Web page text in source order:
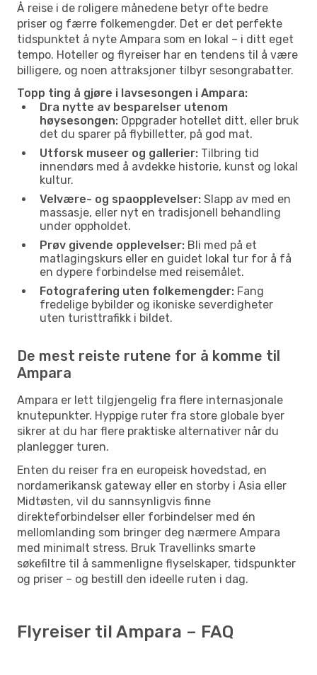
Å reise i de roligere månedene betyr ofte bedre
priser og færre folkemengder. Det er det perfekte
tidspunktet å nyte Ampara som en lokal – i ditt eget
tempo. Hoteller og flyreiser har en tendens til å være
billigere, og noen attraksjoner tilbyr sesongrabatter.
Topp ting å gjøre i lavsesongen i Ampara:
Dra nytte av besparelser utenom
høysesongen: Oppgrader hotellet ditt, eller bruk
det du sparer på flybilletter, på god mat.
Utforsk museer og gallerier: Tilbring tid
innendørs med å avdekke historie, kunst og lokal
kultur.
Velvære- og spaopplevelser: Slapp av med en
massasje, eller nyt en tradisjonell behandling
under oppholdet.
Prøv givende opplevelser: Bli med på et
matlagingskurs eller en guidet lokal tur for å få
en dypere forbindelse med reisemålet.
Fotografering uten folkemengder: Fang
fredelige bybilder og ikoniske severdigheter
uten turisttrafikk i bildet.
De mest reiste rutene for å komme til
Ampara
Ampara er lett tilgjengelig fra flere internasjonale
knutepunkter. Hyppige ruter fra store globale byer
sikrer at du har flere praktiske alternativer når du
planlegger turen.
Enten du reiser fra en europeisk hovedstad, en
nordamerikansk gateway eller en storby i Asia eller
Midtøsten, vil du sannsynligvis finne
direkteforbindelser eller forbindelser med én
mellomlanding som bringer deg nærmere Ampara
med minimalt stress. Bruk Travellinks smarte
søkefiltre til å sammenligne flyselskaper, tidspunkter
og priser – og bestill den ideelle ruten i dag.
Flyreiser til Ampara – FAQ